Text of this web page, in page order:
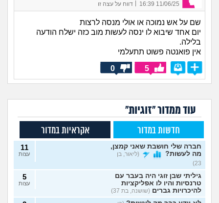
11/06/25 16:39 דווח על עצה זו
שם על אש נמוכה או אולי מנסה לרצות
יום אחד שיבוא לו ינסה לעשות מוב כזה ישלח הודעה
בלילה.
אין פואנטה פשוט תתעלמי
5
0
עוד ממדור "זוגיות"
חדשות במדור אקראיות במדור
חברה שלי חושבת שאני קמצן,
מה לעשות?
(ליאור, בן
23)
11
עצות
גיליתי שבן זוגי היה בעבר עם
טרנסיות והיו לו אפליקציות
להיכרויות גברים (שושנה, בת 37)
5
עצות